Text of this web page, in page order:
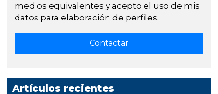
medios equivalentes y acepto el uso de mis
datos para elaboración de perfiles.
Artículos recientes